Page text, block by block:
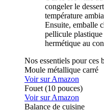
congeler le
température
Ensuite, emballe
pellicule
hermétique au
Nos essentiels pour ces
Moule métallique carré
Voir sur Amazon
Fouet (10 pouces)
Voir sur Amazon
Balance de cuisine